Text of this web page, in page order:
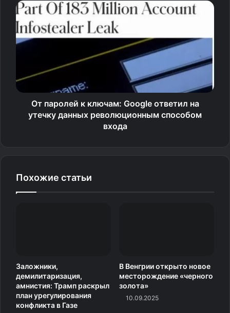
От паролей к ключам: Google ответил на
утечку данных революционным способом
входа
Похожие статьи
Заложники,
демилитаризация,
амнистия: Трамп раскрыл
план урегулирования
конфликта в Газе
В Венгрии открыто новое
месторождение «черного
золота»
10.09.2025